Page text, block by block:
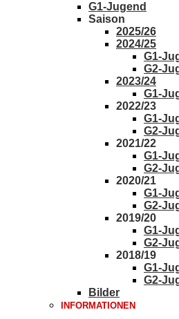
G1-Jugend
Saison
2025/26
2024/25
G1-
G2-
2023/24
G1-
2022/23
G1-
G2-
2021/22
G1-
G2-
2020/21
G1-
G2-
2019/20
G1-
G2-
2018/19
G1-
G2-
Bilder
INFORMATIONEN